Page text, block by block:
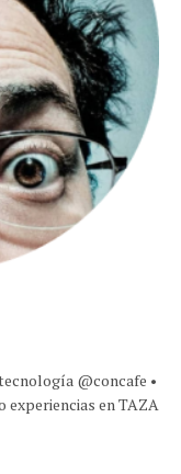
@concafe •
en TAZA